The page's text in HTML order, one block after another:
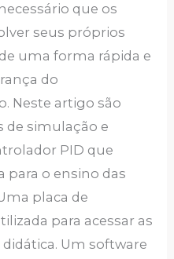
que os
seus próprios
uma forma rápida e
do
Neste artigo são
de simulação e
PID que
para o ensino das
placa de
para acessar as
Um software